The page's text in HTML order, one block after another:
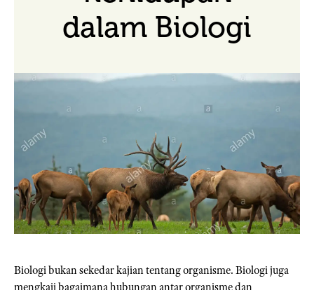
dalam Biologi
Biologi bukan sekedar kajian tentang organisme. Biologi juga
mengkaji bagaimana hubungan antar organisme dan